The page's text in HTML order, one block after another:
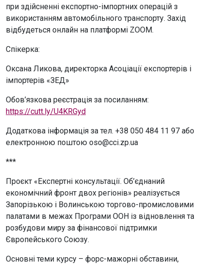
при здійсненні експортно-імпортних операцій з
використанням автомобільного транспорту. Захід
відбудеться онлайн на платформі ZOOM.
Спікерка:
Оксана Ликова, директорка Асоціації експортерів і
імпортерів «ЗЕД»
Обов’язкова реєстрація за посиланням:
https://cutt.ly/U4KRGyd
Додаткова інформація за тел. +38 050 484 11 97 або
електронною поштою oso@cci.zp.ua
***
Проєкт «Експертні консультації. Об’єднаний
економічний фронт двох регіонів» реалізується
Запорізькою і Волинською торгово-промисловими
палатами в межах Програми ООН із відновлення та
розбудови миру за фінансової підтримки
Європейського Союзу.
Основні теми курсу – форс-мажорні обставини,